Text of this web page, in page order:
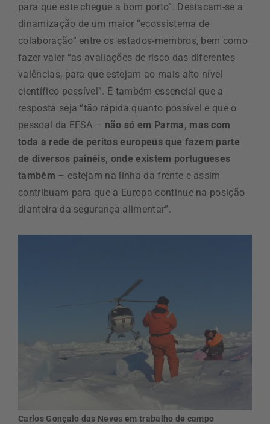
para que este chegue a bom porto”. Destacam-se a
dinamização de um maior “ecossistema de
colaboração” entre os estados-membros, bem como
fazer valer “as avaliações de risco das diferentes
valências, para que estejam ao mais alto nível
científico possível”. É também essencial que a
resposta seja “tão rápida quanto possível e que o
pessoal da EFSA – não só em Parma, mas com
toda a rede de peritos europeus que fazem parte
de diversos painéis, onde existem portugueses
também – estejam na linha da frente e assim
contribuam para que a Europa continue na posição
dianteira da segurança alimentar”.
Carlos Gonçalo das Neves em trabalho de campo